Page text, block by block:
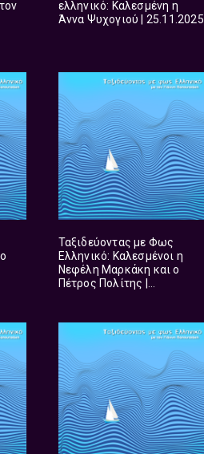
ελληνικό: Καλεσμένη η
Άννα Ψυχογιού | 25.11.2025
Ταξιδεύοντας με Φως
Ελληνικό: Καλεσμένοι η
Νεφέλη Μαρκάκη και ο
Πέτρος Πολίτης |